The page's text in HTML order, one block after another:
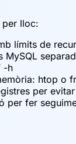
per lloc:
límits de
MySQL
-h
htop o
per
per fer